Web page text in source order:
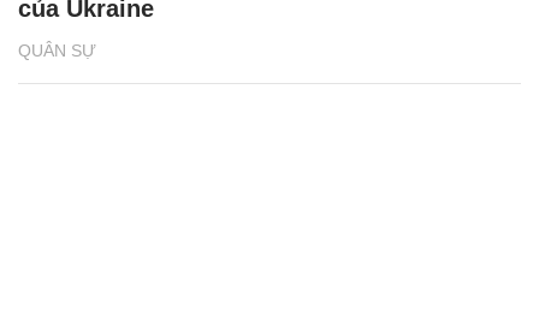
QUÂN SỰ
của Ukraine